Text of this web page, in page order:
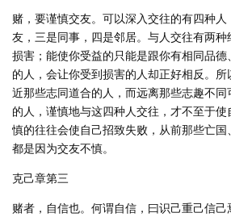
赌，要谨慎交友。可以深入交往的有四种
友，三是同事，四是邻居。与人交往有两
损害；能使你受益的只能是跟你有相同品德
的人，会让你受到损害的人却正好相反。
近那些志同道合的人，而远离那些志趣不
的人，谨慎地与这四种人交往，才不至于
慎的往往会使自己招致失败，从前那些亡国
都是因为交友不慎。
克己章第三
赌者，自信也。何谓自信，曰识己重己信